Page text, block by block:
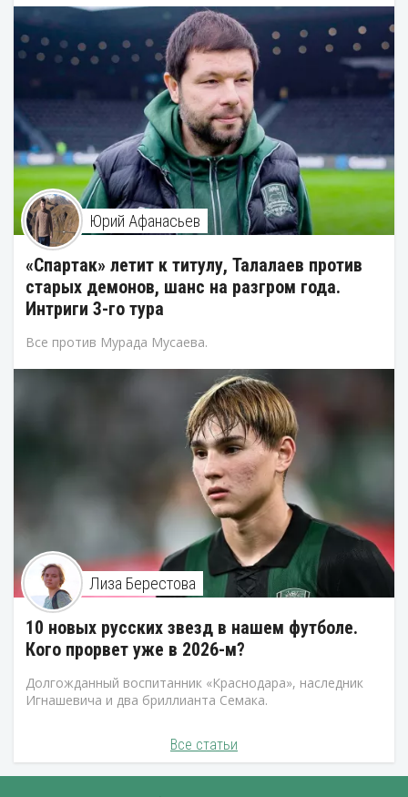
Юрий Афанасьев
«Спартак» летит к титулу, Талалаев против
старых демонов, шанс на разгром года.
Интриги 3-го тура
Все против Мурада Мусаева.
Лиза Берестова
10 новых русских звезд в нашем футболе.
Кого прорвет уже в 2026-м?
Долгожданный воспитанник «Краснодара», наследник
Игнашевича и два бриллианта Семака.
Все статьи